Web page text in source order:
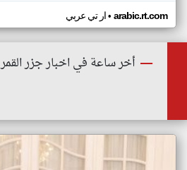
ار تي عربي• arabic.rt.com
أخر ساعة في اخبار جزر القمر